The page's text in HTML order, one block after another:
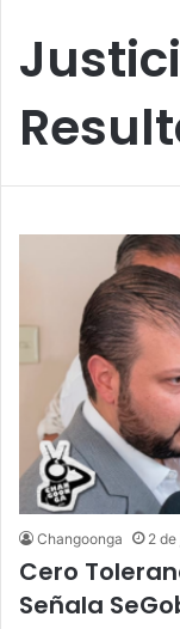
Changoonga 2
Cero
Señala